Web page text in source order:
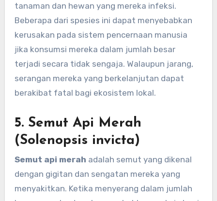
tanaman dan hewan yang mereka infeksi.
Beberapa dari spesies ini dapat menyebabkan
kerusakan pada sistem pencernaan manusia
jika konsumsi mereka dalam jumlah besar
terjadi secara tidak sengaja. Walaupun jarang,
serangan mereka yang berkelanjutan dapat
berakibat fatal bagi ekosistem lokal.
5. Semut Api Merah
(Solenopsis invicta)
Semut api merah adalah semut yang dikenal
dengan gigitan dan sengatan mereka yang
menyakitkan. Ketika menyerang dalam jumlah